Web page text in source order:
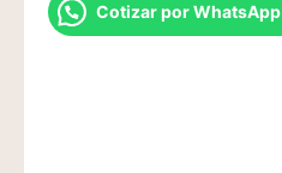
Cotizar por WhatsApp